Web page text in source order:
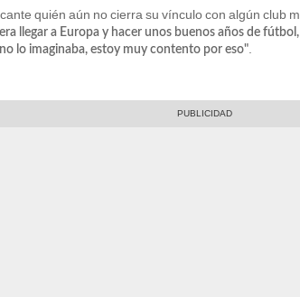
quién aún no cierra su vínculo con algún club
llegar a Europa y hacer unos buenos años de
no lo imaginaba, estoy muy contento por eso"